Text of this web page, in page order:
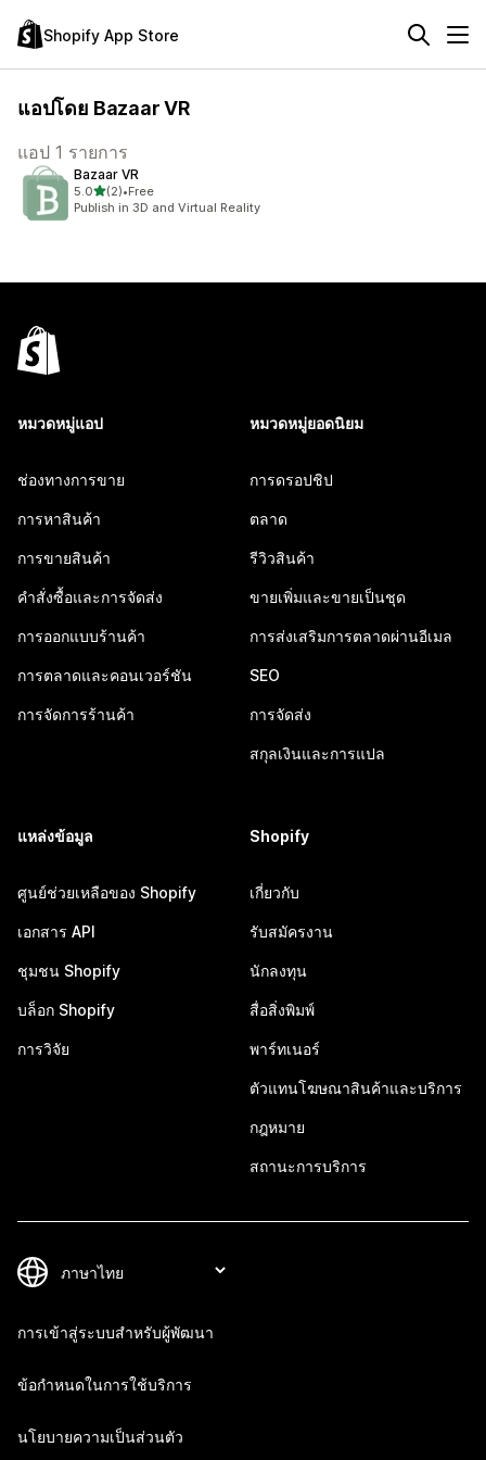
Shopify App Store
แอปโดย Bazaar VR
แอป 1 รายการ
Bazaar VR
5.0เต็ม 5 ดาว
(2)
ทั้งหมด 2 รีวิว
•Free
Publish in 3D and Virtual Reality
หมวดหมู่แอป
ช่องทางการขาย
การหาสินค้า
การขายสินค้า
คำสั่งซื้อและการจัดส่ง
การออกแบบร้านค้า
การตลาดและคอนเวอร์ชัน
การจัดการร้านค้า
หมวดหมู่ยอดนิยม
การดรอปชิป
ตลาด
รีวิวสินค้า
ขายเพิ่มและขายเป็นชุด
การส่งเสริมการตลาดผ่านอีเมล
SEO
การจัดส่ง
สกุลเงินและการแปล
แหล่งข้อมูล
ศูนย์ช่วยเหลือของ Shopify
เอกสาร API
ชุมชน Shopify
บล็อก Shopify
การวิจัย
Shopify
เกี่ยวกับ
รับสมัครงาน
นักลงทุน
สื่อสิ่งพิมพ์
พาร์ทเนอร์
ตัวแทนโฆษณาสินค้าและบริการ
กฎหมาย
สถานะการบริการ
การเข้าสู่ระบบสำหรับผู้พัฒนา
ข้อกำหนดในการใช้บริการ
นโยบายความเป็นส่วนตัว